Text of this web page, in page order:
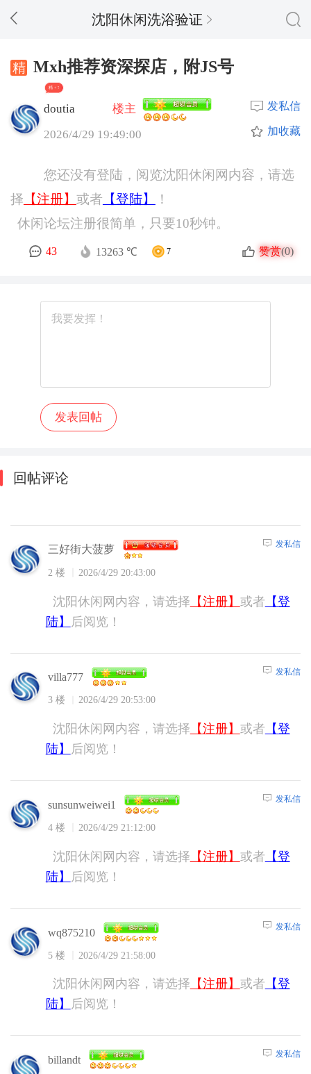
沈阳休闲洗浴验证
Mxh推荐资深探店，附JS号
精 + 7
doutia
楼主
2026/4/29 19:49:00
发私信
加收藏
您还没有登陆，阅览沈阳休闲网内容，请选
择 【注册】 或者 【登陆】
！
休闲论坛注册很简单，只要10秒钟。
43 13263 ℃ 7 赞赏(0)
回帖评论
三好街大菠萝
2 楼 2026/4/29 20:43:00
发私信
沈阳休闲网内容，请选择 【注册】 或者 【登
陆】
后阅览！
villa777
3 楼 2026/4/29 20:53:00
发私信
沈阳休闲网内容，请选择 【注册】 或者 【登
陆】
后阅览！
sunsunweiwei1
4 楼 2026/4/29 21:12:00
发私信
沈阳休闲网内容，请选择 【注册】 或者 【登
陆】
后阅览！
wq875210
5 楼 2026/4/29 21:58:00
发私信
沈阳休闲网内容，请选择 【注册】 或者 【登
陆】
后阅览！
billandt 发私信